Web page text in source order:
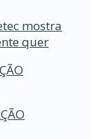
mostra
quer